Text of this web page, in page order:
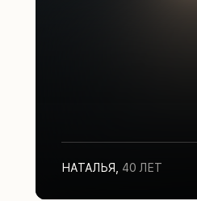
НАТАЛЬЯ 40 ЛЕТ